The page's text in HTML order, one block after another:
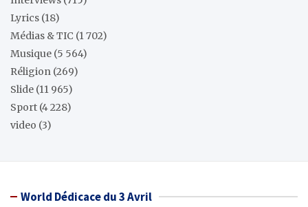
Lyrics (18)
Médias & TIC (1 702)
Musique (5 564)
Réligion (269)
Slide (11 965)
Sport (4 228)
video (3)
World Dédicace du 3 Avril